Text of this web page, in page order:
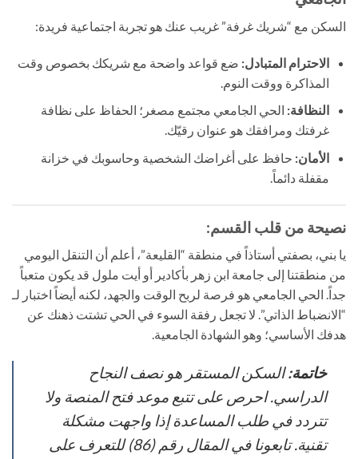
السكن مع “شريك غرفة” غريب عنك هو تجربة اجتماعية فريدة:
الاحترام المتبادل: ضع قواعد واضحة مع شريكك بخصوص وقت
المذاكرة ووقت النوم.
النظافة: الحي الجامعي مجتمع مصغر؛ الحفاظ على نظافة
غرفتك ومرافقك هو عنوان رقيّك.
الأمان: حافظ على أغراضك الشخصية وحاسوبك في خزانة
مقفلة دائماً.
نصيحة من قلب القسم:
يا بني، بصفتي أستاذاً في منطقة “القليعة”، أعلم أن التنقل اليومي
من منطقتنا إلى جامعة ابن زهر بأكادير أو أيت ملول قد يكون متعباً
جداً. الحي الجامعي هو فرصة لربح الوقت والجهد، لكنه أيضاً اختبار لـ
“الانضباط الذاتي”. لا تجعل رفقة السوء في الحي تشتت ذهنك عن
هدفك الأساسي؛ وهو الشهادة الجامعية.
خاتمة:السكن المستقر هو نصف النجاح
الدراسي. احرص على تتبع موعد فتح المنصة ولا
تتردد في طلب المساعدة إذا واجهت مشكلة
تقنية. تابعونا في المقال رقم (86) للتعرف على